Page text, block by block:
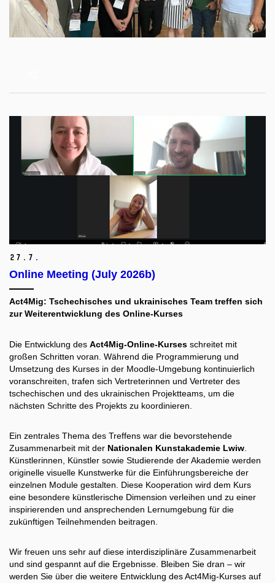
27. 7.
Online Meeting (July 2026b)
Act4Mig: Tschechisches und ukrainisches Team treffen sich
zur Weiterentwicklung des Online-Kurses
Die Entwicklung des Act4Mig-Online-Kurses schreitet mit
großen Schritten voran. Während die Programmierung und
Umsetzung des Kurses in der Moodle-Umgebung kontinuierlich
voranschreiten, trafen sich Vertreterinnen und Vertreter des
tschechischen und des ukrainischen Projektteams, um die
nächsten Schritte des Projekts zu koordinieren.
Ein zentrales Thema des Treffens war die bevorstehende
Zusammenarbeit mit der Nationalen Kunstakademie Lwiw
Künstlerinnen, Künstler sowie Studierende der Akademie werden
originelle visuelle Kunstwerke für die Einführungsbereiche der
einzelnen Module gestalten. Diese Kooperation wird dem Kurs
eine besondere künstlerische Dimension verleihen und zu einer
inspirierenden und ansprechenden Lernumgebung für die
zukünftigen Teilnehmenden beitragen.
Wir freuen uns sehr auf diese interdisziplinäre Zusammenarbeit
und sind gespannt auf die Ergebnisse. Bleiben Sie dran – wir
werden Sie über die weitere Entwicklung des Act4Mig-Kurses auf